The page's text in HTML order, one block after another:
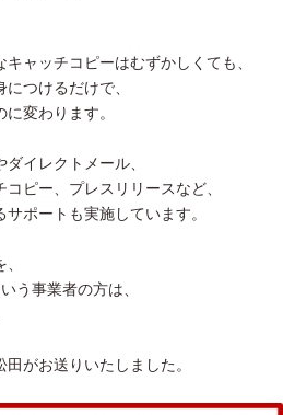
ャッチコピーはむずかしくても、
つけるだけで、
変わります。
イレクトメール、
ピー、プレスリリースなど、
ポートも実施しています。
う事業者の方は、
がお送りいたしました。